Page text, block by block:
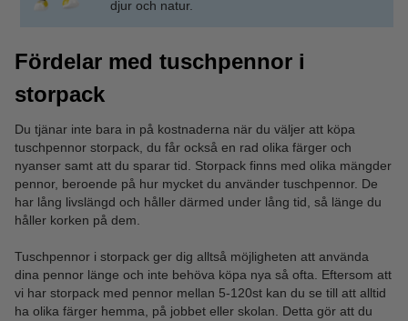
djur och natur.
Fördelar med tuschpennor i
storpack
Du tjänar inte bara in på kostnaderna när du väljer att köpa
tuschpennor storpack, du får också en rad olika färger och
nyanser samt att du sparar tid. Storpack finns med olika mängder
pennor, beroende på hur mycket du använder tuschpennor. De
har lång livslängd och håller därmed under lång tid, så länge du
håller korken på dem.
Tuschpennor i storpack ger dig alltså möjligheten att använda
dina pennor länge och inte behöva köpa nya så ofta. Eftersom att
vi har storpack med pennor mellan 5-120st kan du se till att alltid
ha olika färger hemma, på jobbet eller skolan. Detta gör att du